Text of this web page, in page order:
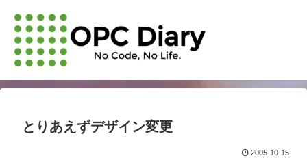
とりあえずデザイン変更
2005-10-15